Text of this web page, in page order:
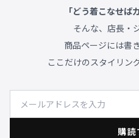
「どう着こなせば
そんな、店長・
商品ページには書
ここだけのスタイリン
購読